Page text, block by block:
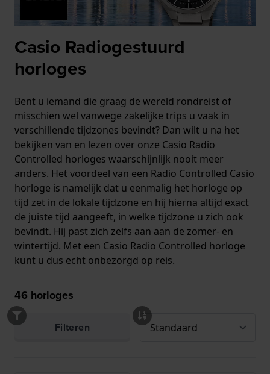
Casio Radiogestuurd
horloges
Bent u iemand die graag de wereld rondreist of
misschien wel vanwege zakelijke trips u vaak in
verschillende tijdzones bevindt? Dan wilt u na het
bekijken van en lezen over onze Casio Radio
Controlled horloges waarschijnlijk nooit meer
anders. Het voordeel van een Radio Controlled Casio
horloge is namelijk dat u eenmalig het horloge op
tijd zet in de lokale tijdzone en hij hierna altijd exact
de juiste tijd aangeeft, in welke tijdzone u zich ook
bevindt. Hij past zich zelfs aan aan de zomer- en
wintertijd. Met een Casio Radio Controlled horloge
kunt u dus echt onbezorgd op reis.
46 horloges
Filteren